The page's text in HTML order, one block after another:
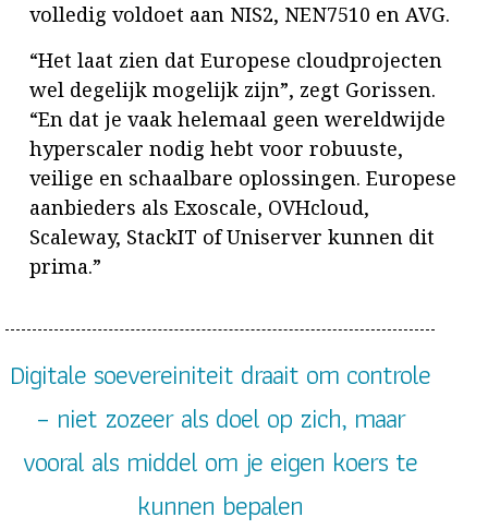
volledig voldoet aan NIS2, NEN7510 en AVG.
“Het laat zien dat Europese cloudprojecten
wel degelijk mogelijk zijn”, zegt Gorissen.
“En dat je vaak helemaal geen wereldwijde
hyperscaler nodig hebt voor robuuste,
veilige en schaalbare oplossingen. Europese
aanbieders als Exoscale, OVHcloud,
Scaleway, StackIT of Uniserver kunnen dit
prima.”
Digitale soevereiniteit draait om controle
– niet zozeer als doel op zich, maar
vooral als middel om je eigen koers te
kunnen bepalen